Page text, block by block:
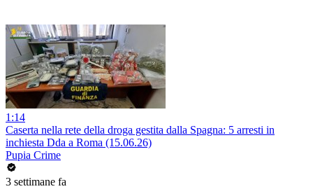
1:14
Caserta nella rete della droga gestita dalla Spagna: 5 arresti in
inchiesta Dda a Roma (15.06.26)
Pupia Crime
3 settimane fa